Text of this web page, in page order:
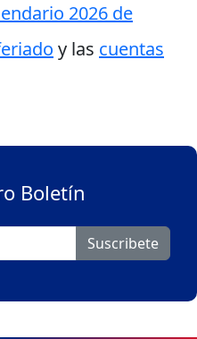
2026 de
y las cuentas
Boletín
Suscribete